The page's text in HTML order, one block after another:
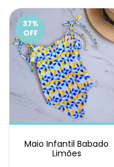
37%
OFF
Maio Infantil Babado
Limões